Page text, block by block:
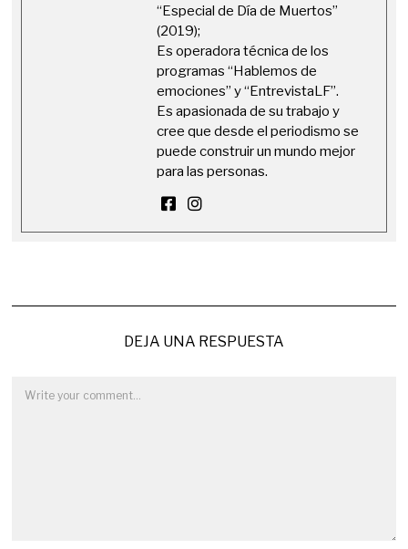
“Especial de Día de Muertos”
(2019);
Es operadora técnica de los
programas “Hablemos de
emociones” y “EntrevistaLF”.
Es apasionada de su trabajo y
cree que desde el periodismo se
puede construir un mundo mejor
para las personas.
DEJA UNA RESPUESTA